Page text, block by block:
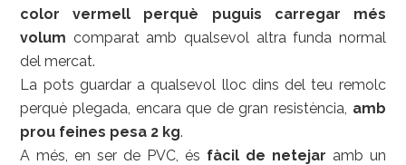
color vermell perquè puguis carregar més
volum comparat amb qualsevol altra funda normal
del mercat.
La pots guardar a qualsevol lloc dins del teu remolc
perquè plegada, encara que de gran resistència, amb
prou feines pesa 2 kg.
A més, en ser de PVC, és fàcil de netejar amb un